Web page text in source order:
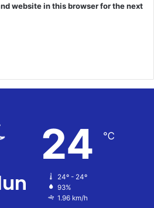
website in this browser for the next
24 ℃
24º - 24º
93%
1.96 km/h